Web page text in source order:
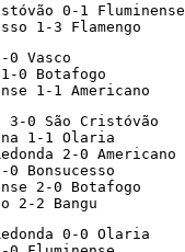
0-1 Fluminense
1-3 Flamengo
0 Vasco
0 Botafogo
1-1 Americano
3-0 São Cristóvão
1-1 Olaria
2-0 Americano
0 Bonsucesso
2-0 Botafogo
2-2 Bangu
0-0 Olaria